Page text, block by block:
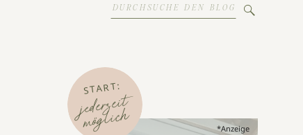
Search
for:
*Anzeige
START:
jederzeit
möglich